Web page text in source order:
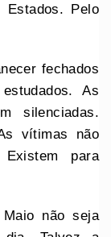
Estados. Pelo
fechados
As
silenciadas.
vítimas não
para
não seja